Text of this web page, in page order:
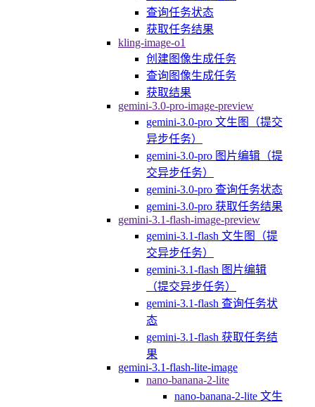
查询任务状态
获取任务结果
kling-image-o1
创建图像生成任务
查询图像生成任务
获取结果
gemini-3.0-pro-image-preview
gemini-3.0-pro 文生图（提交
异步任务）
gemini-3.0-pro 图片编辑（提
交异步任务）
gemini-3.0-pro 查询任务状态
gemini-3.0-pro 获取任务结果
gemini-3.1-flash-image-preview
gemini-3.1-flash 文生图（提
交异步任务）
gemini-3.1-flash 图片编辑
（提交异步任务）
gemini-3.1-flash 查询任务状
态
gemini-3.1-flash 获取任务结
果
gemini-3.1-flash-lite-image
nano-banana-2-lite
nano-banana-2-lite 文生